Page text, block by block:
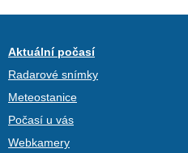
Aktuální počasí
Radarové snímky
Meteostanice
Počasí u vás
Webkamery